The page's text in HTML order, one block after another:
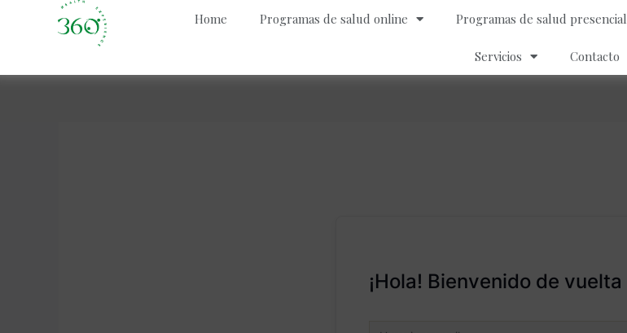
Home Programas de salud online Programas de salud presencial
Servicios Contacto
¡Hola! Bienvenido de vuelta